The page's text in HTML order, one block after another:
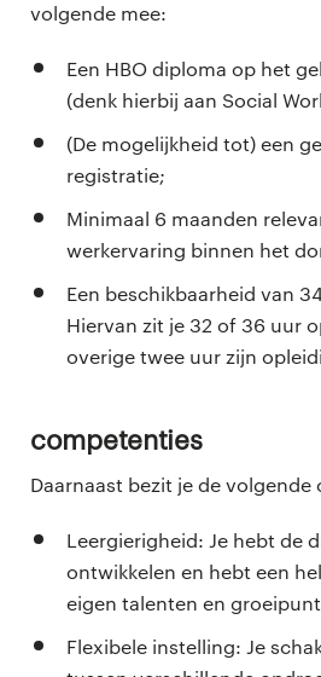
volgende mee:
Een HBO diploma op het
(denk hierbij aan Social
(De mogelijkheid tot) een
registratie;
Minimaal 6 maanden
werkervaring binnen het
Een beschikbaarheid van
Hiervan zit je 32 of 36 uur
overige twee uur zijn
Competenties
Daarnaast bezit je de volgende
Leergierigheid: Je hebt de
ontwikkelen en hebt een
eigen talenten en
Flexibele instelling: Je